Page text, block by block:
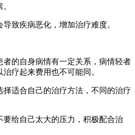
致疾病恶化，增加治疗难度。
的自身病情有一定关系，病情轻者
疗起来费用也不可能同。
适合自己的治疗方法，不同的治疗
给自己太大的压力，积极配合治